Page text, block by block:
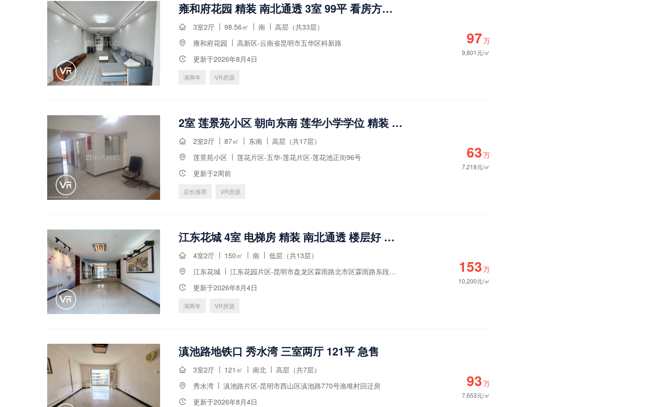
雍和府花园 精装 南北通透 3室 99平 看房方便 有钥匙
3室2厅 98.56㎡ 南
高层（共33层）
雍和府花园
高新区-云南省昆明市五华区科新路
更新于2026年8月4日
满两年 VR房源
97万
9,801元/㎡
2室 莲景苑小区 朝向东南 莲华小学学位 精装 诚心出售
2室2厅 87㎡ 东南
高层（共17层）
莲景苑小区
莲花片区-五华-莲花片区-莲花池正街96号
更新于2周前
店长推荐 VR房源
63万
7,218元/㎡
江东花城 4室 电梯房 精装 南北通透 楼层好 视野无遮挡
4室2厅 150㎡ 南
低层（共13层）
江东花城
江东花园片区-昆明市盘龙区霖雨路北市区霖雨路东段与昆曲高速交汇处江东花城
更新于2026年8月4日
满两年 VR房源
153万
10,200元/㎡
滇池路地铁口 秀水湾 三室两厅 121平 急售
3室2厅 121㎡ 南北
高层（共7层）
秀水湾
滇池路片区-昆明市西山区滇池路770号渔堆村回迁房
更新于2026年8月4日
93万
7,653元/㎡